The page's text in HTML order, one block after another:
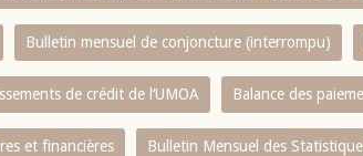
Bulletin mensuel de conjoncture (interrompu)
de crédit de l‘UMOA Balance des
et financières Bulletin Mensuel des